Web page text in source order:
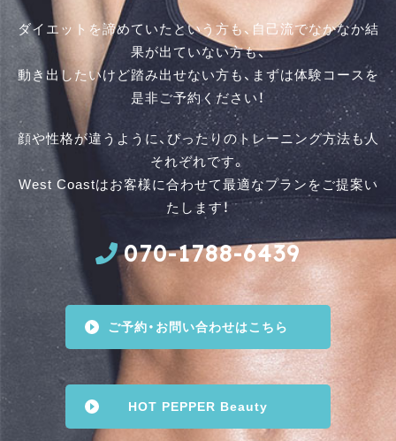
ダイエットを諦めていたという方も、自己流でなかなか結
果が出ていない方も、
動き出したいけど踏み出せない方も、まずは体験コースを
是⾮ご予約ください！
顔や性格が違うように、ぴったりのトレーニング方法も人
それぞれです。
West Coastはお客様に合わせて最適なプランをご提案い
たします！
070-1788-6439
ご予約・お問い合わせはこちら
HOT PEPPER Beauty